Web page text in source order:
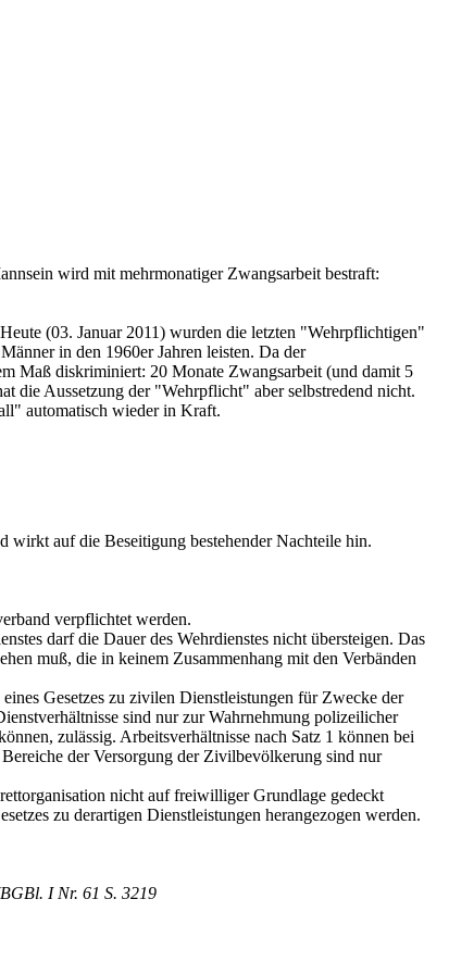
wird mit mehrmonatiger Zwangsarbeit bestraft:
(03. Januar 2011) wurden die letzten "Wehrpflichtigen"
in den 1960er Jahren leisten. Da der
Maß diskriminiert: 20 Monate Zwangsarbeit (und damit 5
die Aussetzung der "Wehrpflicht" aber selbstredend nicht.
automatisch wieder in Kraft.
wirkt auf die Beseitigung bestehender Nachteile hin.
verpflichtet werden.
darf die Dauer des Wehrdienstes nicht übersteigen. Das
muß, die in keinem Zusammenhang mit den Verbänden
Gesetzes zu zivilen Dienstleistungen für Zwecke der
sind nur zur Wahrnehmung polizeilicher
zulässig. Arbeitsverhältnisse nach Satz 1 können bei
der Versorgung der Zivilbevölkerung sind nur
nicht auf freiwilliger Grundlage gedeckt
zu derartigen Dienstleistungen herangezogen werden.
I Nr. 61 S. 3219